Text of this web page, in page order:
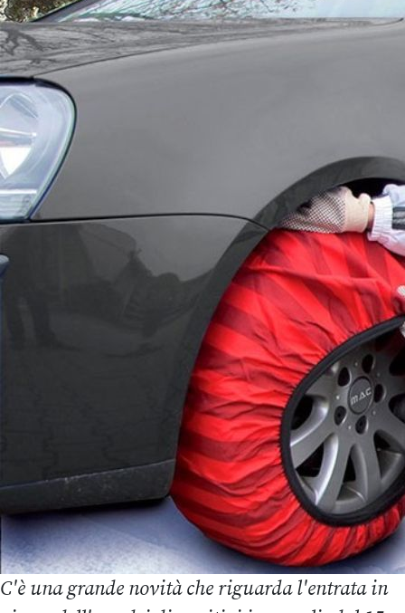
C'è una grande novità che riguarda l'entrata in